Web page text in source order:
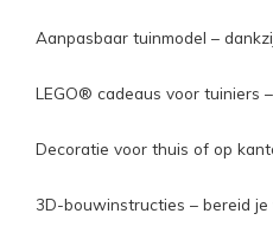
Aanpasbaar tuinmodel –
LEGO® cadeaus voor tuiniers
Decoratie voor thuis of op
3D-bouwinstructies – bereid